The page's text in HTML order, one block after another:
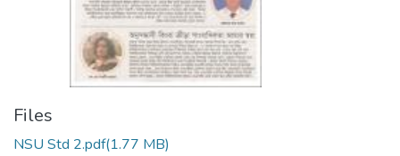
Files
NSU Std 2.pdf(1.77 MB)